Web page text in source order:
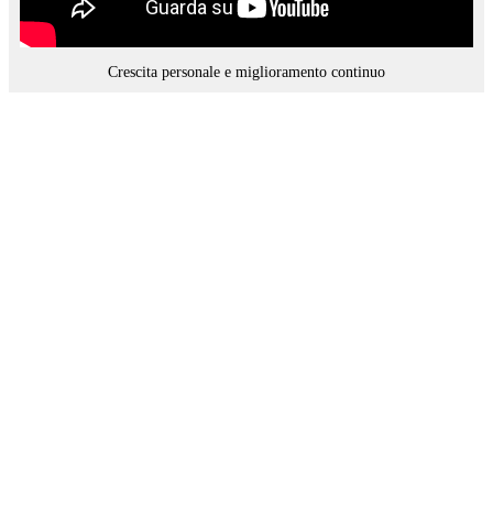
Crescita personale e miglioramento continuo